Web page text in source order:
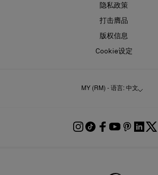
隐私政策
打击膺品
版权信息
Cookie设定
MY (RM) - 语言: 中文